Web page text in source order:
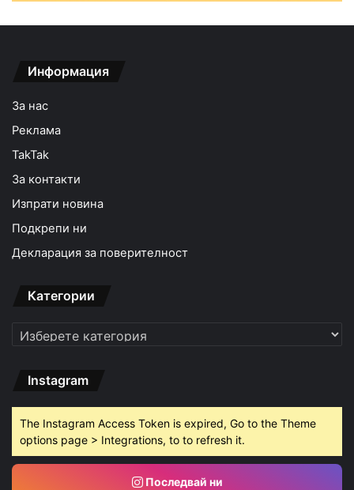
Информация
За нас
Реклама
TakTak
За контакти
Изпрати новина
Подкрепи ни
Декларация за поверителност
Категории
Категории
Instagram
The Instagram Access Token is expired, Go to the Theme
options page > Integrations, to to refresh it.
Последвай ни